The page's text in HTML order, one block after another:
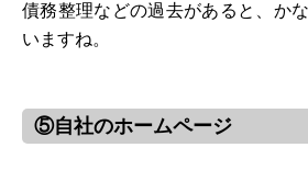
債務整理などの過去があると、か
いますね。
⑤自社のホームページ